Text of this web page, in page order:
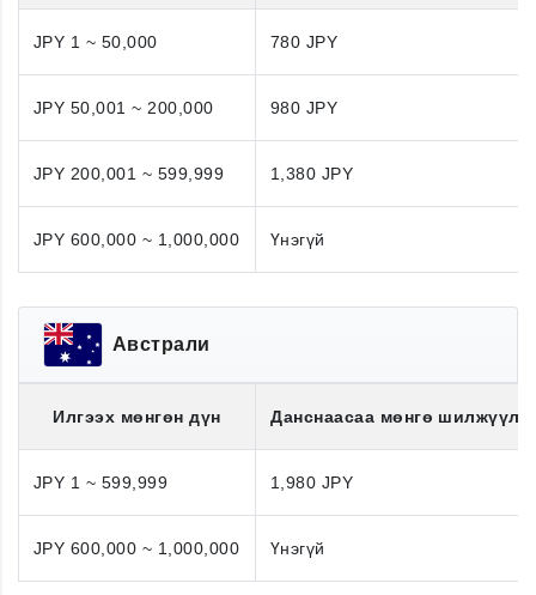
JPY 1 ~ 50,000 780 JPY
JPY 50,001 ~ 200,000 980 JPY
JPY 200,001 ~ 599,999 1,380 JPY
JPY 600,000 ~ 1,000,000 Үнэгүй
Австрали
Илгээх мөнгөн дүн Данснаасаа мөнгө
JPY 1 ~ 599,999 1,980 JPY
JPY 600,000 ~ 1,000,000 Үнэгүй